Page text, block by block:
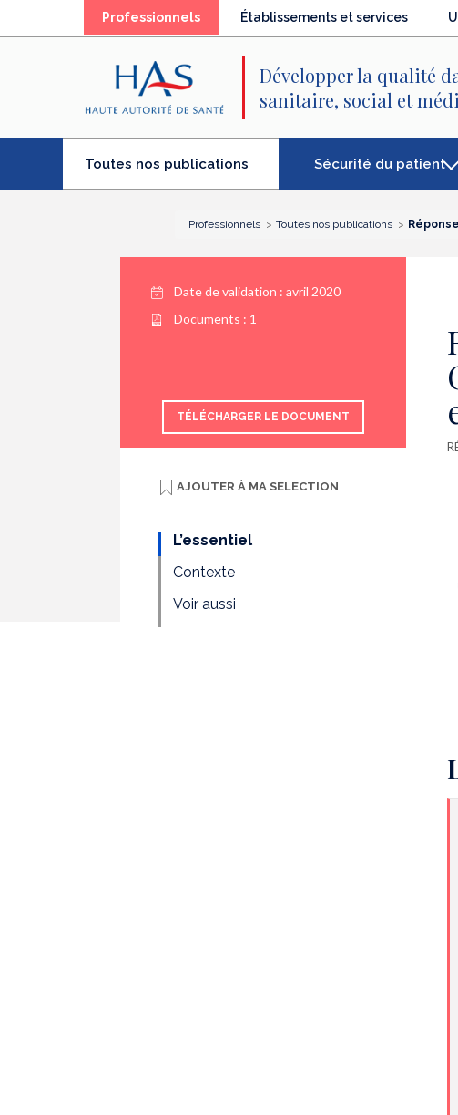
Professionnels(élémentÉtablissements et services
Développer la qualité
sanitaire, social et
Toutes nos publications Sécurité du patient
Professionnels Toutes nos publications
Date de validation : avril 2020
Documents : 1
TÉLÉCHARGER LE DOCUMENT
AJOUTER À MA SELECTION
L’essentiel
Contexte
Voir aussi